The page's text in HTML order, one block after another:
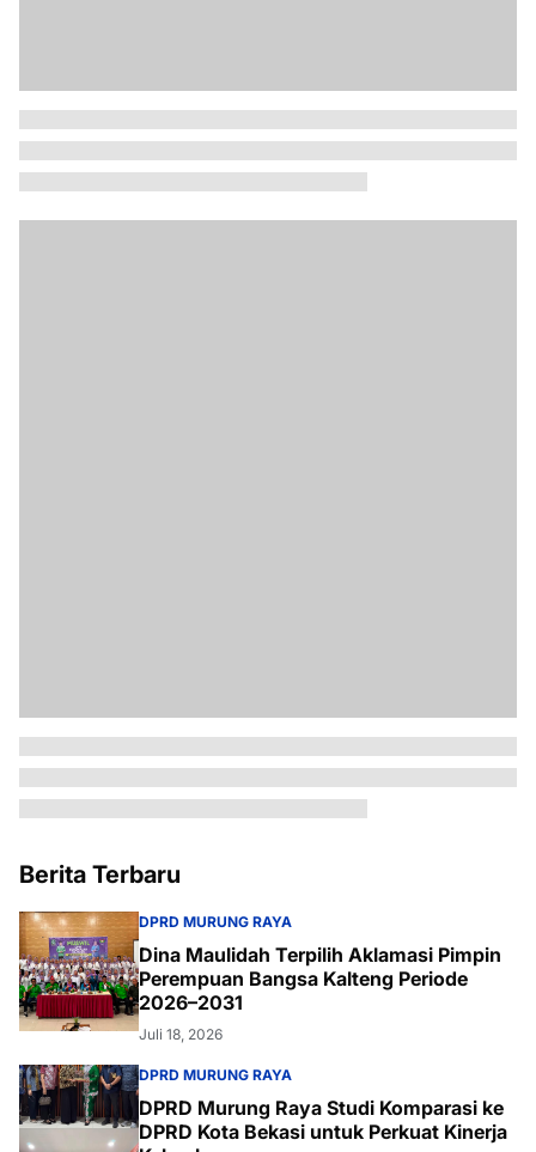
Berita Terbaru
DPRD MURUNG RAYA
Dina Maulidah Terpilih Aklamasi Pimpin
Perempuan Bangsa Kalteng Periode
2026–2031
Juli 18, 2026
DPRD MURUNG RAYA
DPRD Murung Raya Studi Komparasi ke
DPRD Kota Bekasi untuk Perkuat Kinerja